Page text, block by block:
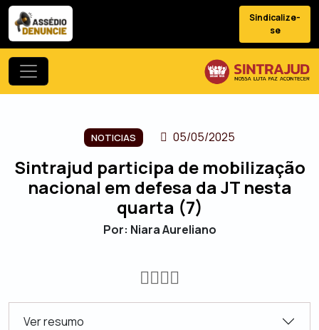
Sindicalize-
se
NOTICIAS 05/05/2025
Sintrajud participa de mobilização
nacional em defesa da JT nesta
quarta (7)
Por: Niara Aureliano
Ver resumo